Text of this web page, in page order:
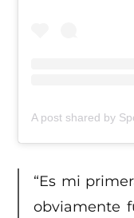
A post shared by
“Es mi
obviamente